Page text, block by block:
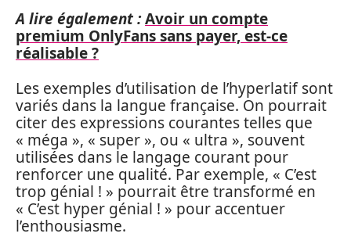
A lire également :Avoir un compte
premium OnlyFans sans payer, est-ce
réalisable ?
Les exemples d’utilisation de l’hyperlatif sont
variés dans la langue française. On pourrait
citer des expressions courantes telles que
« méga », « super », ou « ultra », souvent
utilisées dans le langage courant pour
renforcer une qualité. Par exemple, « C’est
trop génial ! » pourrait être transformé en
« C’est hyper génial ! » pour accentuer
l’enthousiasme.